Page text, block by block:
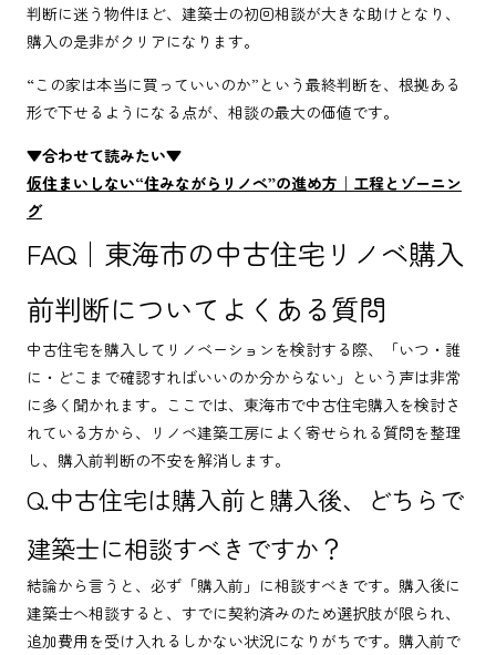
判断に迷う物件ほど、建築士の初回相談が大きな助けとなり、
購入の是非がクリアになります。
“この家は本当に買っていいのか”という最終判断を、根拠ある
形で下せるようになる点が、相談の最大の価値です。
▼合わせて読みたい▼
仮住まいしない“住みながらリノベ”の進め方｜工程とゾーニン
グ
FAQ｜東海市の中古住宅リノベ購入
前判断についてよくある質問
中古住宅を購入してリノベーションを検討する際、「いつ・誰
に・どこまで確認すればいいのか分からない」という声は非常
に多く聞かれます。ここでは、東海市で中古住宅購入を検討さ
れている方から、リノベ建築工房によく寄せられる質問を整理
し、購入前判断の不安を解消します。
Q.中古住宅は購入前と購入後、どちらで
建築士に相談すべきですか？
結論から言うと、必ず「購入前」に相談すべきです。購入後に
建築士へ相談すると、すでに契約済みのため選択肢が限られ、
追加費用を受け入れるしかない状況になりがちです。購入前で